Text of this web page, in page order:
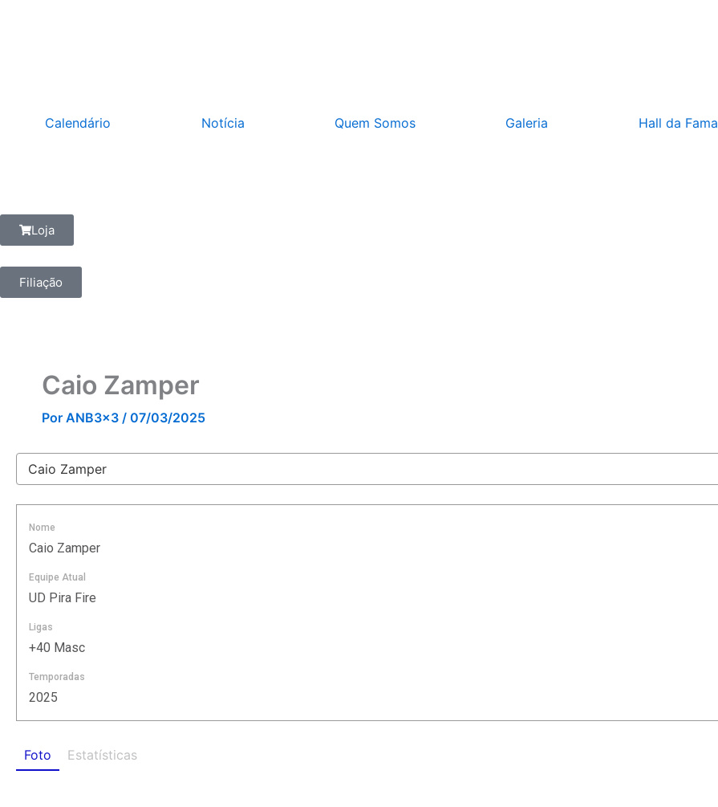
Calendário Notícia Quem Somos Galeria Hall da Fama
Loja
Filiação
Caio Zamper
Por ANB3x3 / 07/03/2025
Nome
Caio Zamper
Equipe Atual
UD Pira Fire
Ligas
+40 Masc
Temporadas
2025
Foto Estatísticas